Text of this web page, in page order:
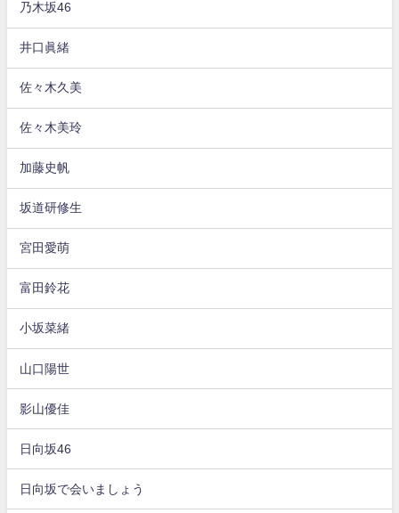
乃木坂46
井口眞緒
佐々木久美
佐々木美玲
加藤史帆
坂道研修生
宮田愛萌
富田鈴花
小坂菜緒
山口陽世
影山優佳
日向坂46
日向坂で会いましょう